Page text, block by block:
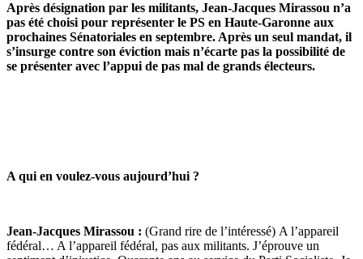
Après désignation par les militants, Jean-Jacques Mirassou n’a
pas été choisi pour représenter le PS en Haute-Garonne aux
prochaines Sénatoriales en septembre. Après un seul mandat, il
s’insurge contre son éviction mais n’écarte pas la possibilité de
se présenter avec l’appui de pas mal de grands électeurs.
A qui en voulez-vous aujourd’hui ?
Jean-Jacques Mirassou : (Grand rire de l’intéressé) A l’appareil
fédéral… A l’appareil fédéral, pas aux militants. J’éprouve un